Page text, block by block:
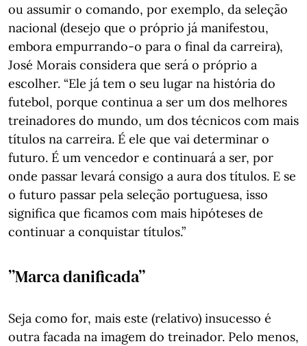
ou assumir o comando, por exemplo, da seleção
nacional (desejo que o próprio já manifestou,
embora empurrando-o para o final da carreira),
José Morais considera que será o próprio a
escolher. “Ele já tem o seu lugar na história do
futebol, porque continua a ser um dos melhores
treinadores do mundo, um dos técnicos com mais
títulos na carreira. É ele que vai determinar o
futuro. É um vencedor e continuará a ser, por
onde passar levará consigo a aura dos títulos. E se
o futuro passar pela seleção portuguesa, isso
significa que ficamos com mais hipóteses de
continuar a conquistar títulos.”
”Marca danificada”
Seja como for, mais este (relativo) insucesso é
outra facada na imagem do treinador. Pelo menos,